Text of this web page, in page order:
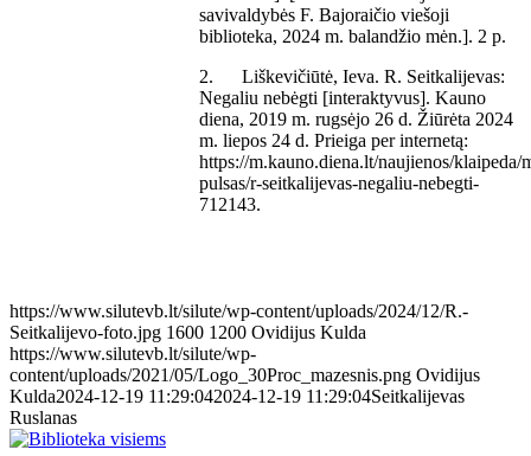
savivaldybės F. Bajoraičio viešoji
biblioteka, 2024 m. balandžio mėn.]. 2 p.
2. Liškevičiūtė, Ieva. R. Seitkalijevas:
Negaliu nebėgti [interaktyvus]. Kauno
diena, 2019 m. rugsėjo 26 d. Žiūrėta 2024
m. liepos 24 d. Prieiga per internetą:
https://m.kauno.diena.lt/naujienos/klaipeda/
pulsas/r-seitkalijevas-negaliu-nebegti-
712143.
https://www.silutevb.lt/silute/wp-content/uploads/2024/12/R.-
Seitkalijevo-foto.jpg 1600 1200 Ovidijus Kulda
https://www.silutevb.lt/silute/wp-
content/uploads/2021/05/Logo_30Proc_mazesnis.png Ovidijus
Kulda2024-12-19 11:29:042024-12-19 11:29:04Seitkalijevas
Ruslanas